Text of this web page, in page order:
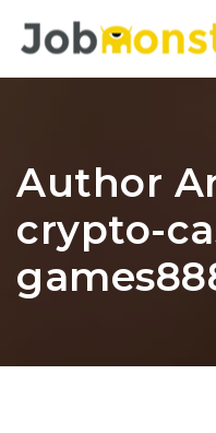
Author
crypto-